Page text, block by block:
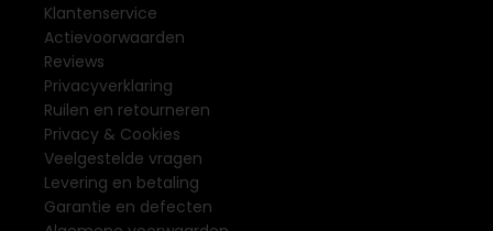
Klantenservice
Actievoorwaarden
Reviews
Privacyverklaring
Ruilen en retourneren
Privacy & Cookies
Veelgestelde vragen
Levering en betaling
Garantie en defecten